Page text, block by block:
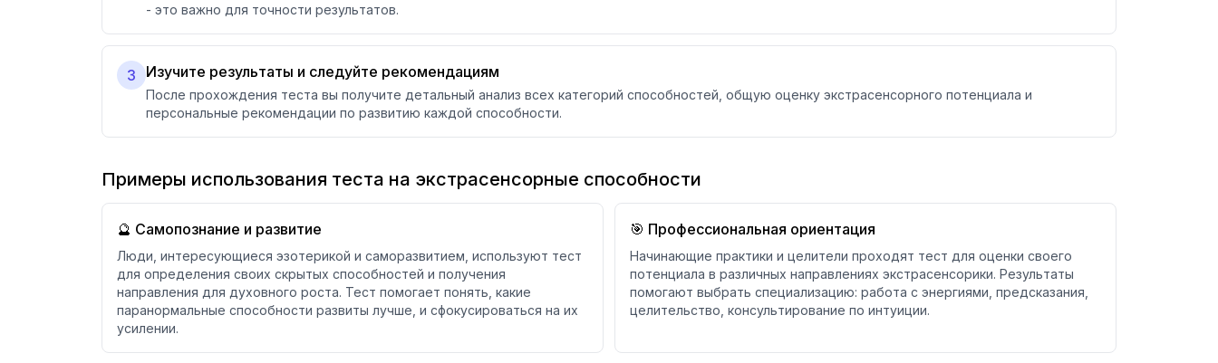
- это важно для точности результатов.
3 Изучите результаты и следуйте рекомендациям
После прохождения теста вы получите детальный анализ всех категорий способностей, общую оценку экстрасенсорного потенциала и
персональные рекомендации по развитию каждой способности.
Примеры использования теста на экстрасенсорные способности
🔮 Самопознание и развитие
Люди, интересующиеся эзотерикой и саморазвитием, используют тест
для определения своих скрытых способностей и получения
направления для духовного роста. Тест помогает понять, какие
паранормальные способности развиты лучше, и сфокусироваться на их
усилении.
🎯 Профессиональная ориентация
Начинающие практики и целители проходят тест для оценки своего
потенциала в различных направлениях экстрасенсорики. Результаты
помогают выбрать специализацию: работа с энергиями, предсказания,
целительство, консультирование по интуиции.